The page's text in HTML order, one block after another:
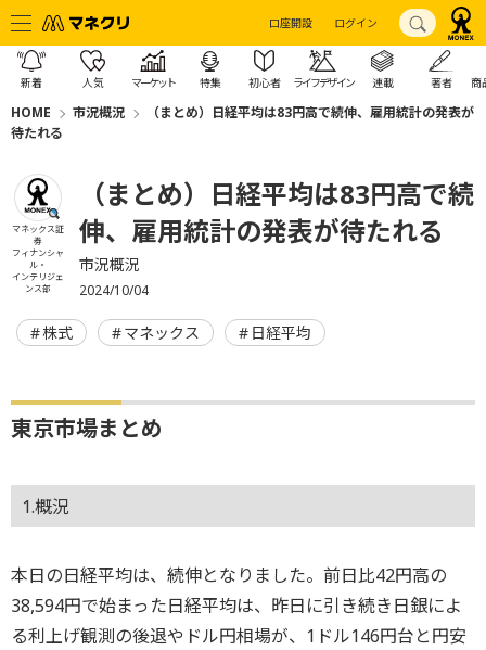
口座開設 ログイン
新着 人気 マーケット 特集 初心者 ライフデザイン 連載 著者 商
HOME 市況概況
（まとめ）日経平均は83円高で続伸、雇用統計の発表が
待たれる
マネックス証
券
フィナンシャ
ル・
インテリジェ
ンス部
（まとめ）日経平均は83円高で続
伸、雇用統計の発表が待たれる
市況概況
2024/10/04
株式 マネックス 日経平均
東京市場まとめ
1.概況
本日の日経平均は、続伸となりました。前日比42円高の
38,594円で始まった日経平均は、昨日に引き続き日銀によ
る利上げ観測の後退やドル円相場が、1ドル146円台と円安